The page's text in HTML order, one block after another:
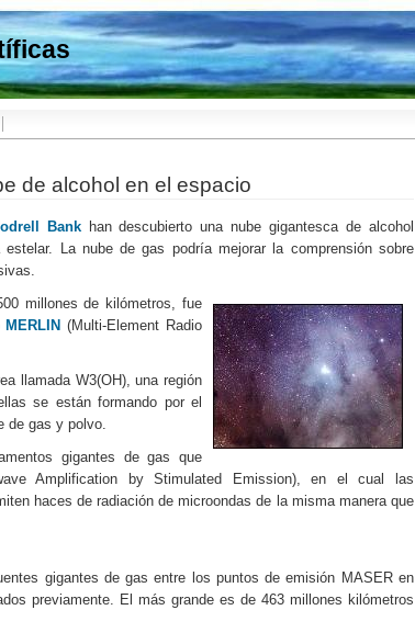
de alcohol en el espacio
Bankhan descubierto una nube gigantesca de alcohol
estelar. La nube de gas podría mejorar la comprensión sobre
millones de kilómetros, fue
MERLIN (Multi-Element Radio
llamada W3(OH), una región
se están formando por el
de gas y polvo.
gigantes de gas que
Amplification by Stimulated Emission), en el cual las
haces de radiación de microondas de la misma manera que
gigantes de gas entre los puntos de emisión MASER en
previamente. El más grande es de 463 millones kilómetros